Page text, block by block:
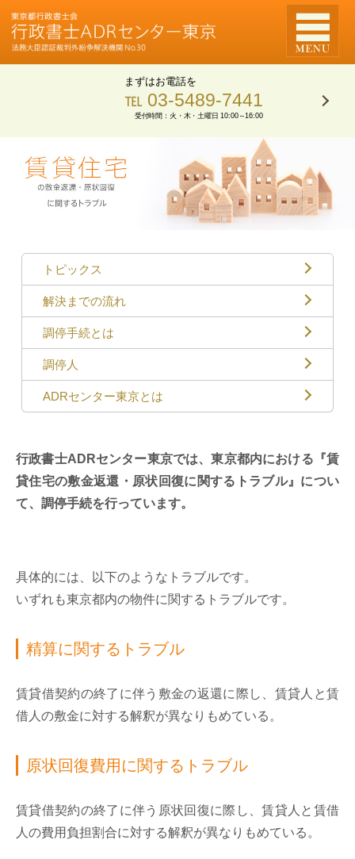
まずはお電話を
℡ 03-5489-7441
受付時間：火・木・土曜日 10:00～16:00
トピックス
解決までの流れ
調停手続とは
調停人
ADRセンター東京とは
行政書士ADRセンター東京では、東京都内における『賃
貸住宅の敷金返還・原状回復に関するトラブル』につい
て、調停手続を行っています。
具体的には、以下のようなトラブルです。
いずれも東京都内の物件に関するトラブルです。
精算に関するトラブル
賃貸借契約の終了に伴う敷金の返還に際し、賃貸人と賃
借人の敷金に対する解釈が異なりもめている。
原状回復費用に関するトラブル
賃貸借契約の終了に伴う原状回復に際し、賃貸人と賃借
人の費用負担割合に対する解釈が異なりもめている。